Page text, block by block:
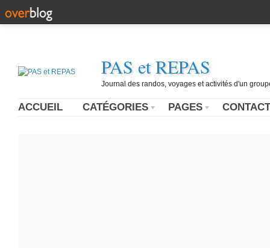
PAS et REPAS
Journal des randos, voyages et activités d'un
ACCUEIL CATÉGORIES PAGES CONTACT